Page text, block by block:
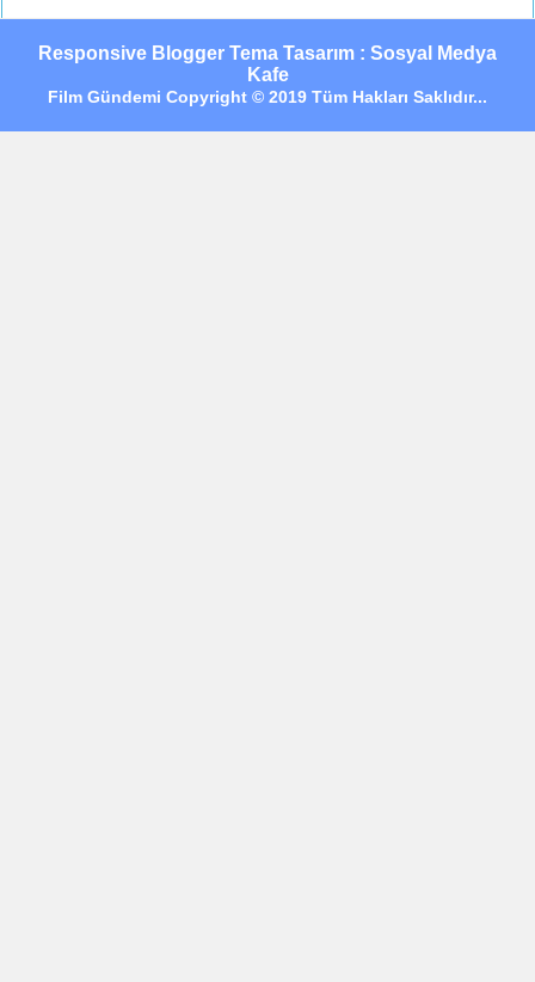
Responsive Blogger Tema Tasarım : Sosyal Medya
Kafe
Film Gündemi Copyright © 2019 Tüm Hakları Saklıdır...